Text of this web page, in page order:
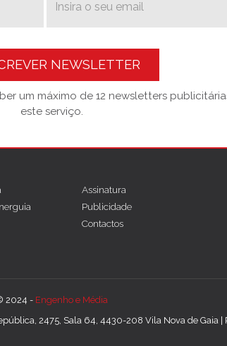
NEWSLETTER
um máximo de 12 newsletters
este serviço.
Assinatura
Publicidade
Contactos
2024 - Engenho e Média
2475, Sala 64, 4430-208 Vila Nova de Gaia |